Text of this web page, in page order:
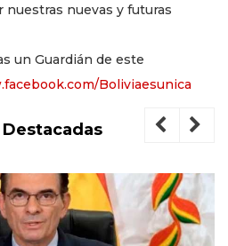
nuestras nuevas y futuras
un Guardián de este
Boliviaesunica